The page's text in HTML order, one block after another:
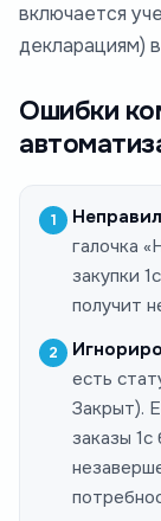
включается
декларациям)
Ошибки
галочка
закупки
получит
есть
Закрыт).
заказы